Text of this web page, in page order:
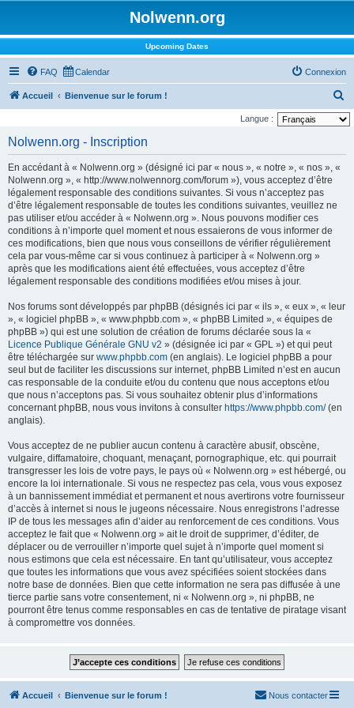
Nolwenn.org
Upcoming Dates
FAQ Calendar Connexion
Accueil Bienvenue sur le forum !
e
Langue :
Nolwenn.org - Inscription
En accédant à « Nolwenn.org » (désigné ici par « nous », « notre », « nos », «
Nolwenn.org », « http://www.nolwennorg.com/forum »), vous acceptez d’être
légalement responsable des conditions suivantes. Si vous n’acceptez pas
d’être légalement responsable de toutes les conditions suivantes, veuillez ne
pas utiliser et/ou accéder à « Nolwenn.org ». Nous pouvons modifier ces
conditions à n’importe quel moment et nous essaierons de vous informer de
ces modifications, bien que nous vous conseillons de vérifier régulièrement
cela par vous-même car si vous continuez à participer à « Nolwenn.org »
après que les modifications aient été effectuées, vous acceptez d’être
légalement responsable des conditions modifiées et/ou mises à jour.
Nos forums sont développés par phpBB (désignés ici par « ils », « eux », « leur
», « logiciel phpBB », « www.phpbb.com », « phpBB Limited », « équipes de
phpBB ») qui est une solution de création de forums déclarée sous la «
Licence Publique Générale GNU v2 » (désignée ici par « GPL ») et qui peut
être téléchargée sur www.phpbb.com (en anglais). Le logiciel phpBB a pour
seul but de faciliter les discussions sur internet, phpBB Limited n’est en aucun
cas responsable de la conduite et/ou du contenu que nous acceptons et/ou
que nous n’acceptons pas. Si vous souhaitez obtenir plus d’informations
concernant phpBB, nous vous invitons à consulter https://www.phpbb.com/(en
anglais).
Vous acceptez de ne publier aucun contenu à caractère abusif, obscène,
vulgaire, diffamatoire, choquant, menaçant, pornographique, etc. qui pourrait
transgresser les lois de votre pays, le pays où « Nolwenn.org » est hébergé, ou
encore la loi internationale. Si vous ne respectez pas cela, vous vous exposez
à un bannissement immédiat et permanent et nous avertirons votre fournisseur
d’accès à internet si nous le jugeons nécessaire. Nous enregistrons l’adresse
IP de tous les messages afin d’aider au renforcement de ces conditions. Vous
acceptez le fait que « Nolwenn.org » ait le droit de supprimer, d’éditer, de
déplacer ou de verrouiller n’importe quel sujet à n’importe quel moment si
nous estimons que cela est nécessaire. En tant qu’utilisateur, vous acceptez
que toutes les informations que vous avez spécifiées soient stockées dans
notre base de données. Bien que cette information ne sera pas diffusée à une
tierce partie sans votre consentement, ni « Nolwenn.org », ni phpBB, ne
pourront être tenus comme responsables en cas de tentative de piratage visant
à compromettre vos données.
Accueil Bienvenue sur le forum ! Nous contacter